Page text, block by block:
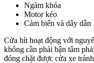
Ngàm khóa
Motor kéo
Cảm biến và dây dẫn
Cửa hít hoạt động với
không cần phải bận tâm
đóng chặt được cửa xe